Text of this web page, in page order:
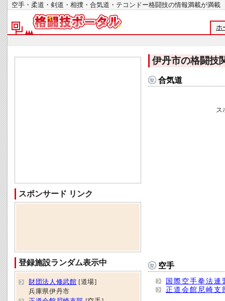
空手・柔道・剣道・相撲・合気道・テコンドー格闘技の情報満載が
ホ
伊丹市の格闘技
合気道
ス
空手
国際空手拳法連
正道会館尼崎支
スポンサード リンク
登録施設ランダム表示中
財団法人修武館 [道場]
兵庫県伊丹市